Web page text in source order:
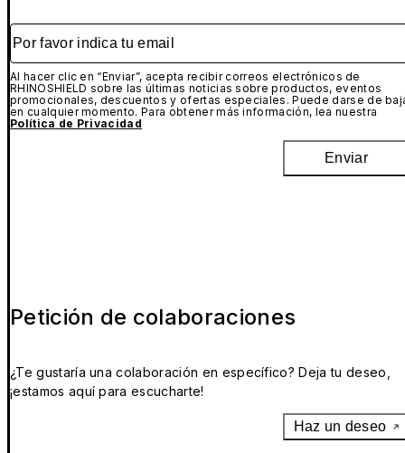
Por favor indica tu email
Al hacer clic en “Enviar”, acepta recibir correos electrónicos de
RHINOSHIELD sobre las últimas noticias sobre productos, eventos
promocionales, descuentos y ofertas especiales. Puede darse de
en cualquier momento. Para obtener más información, lea nuestra
Política de Privacidad
Enviar
Petición de colaboraciones
¿Te gustaría una colaboración en específico? Deja tu deseo,
¡estamos aquí para escucharte!
Haz un deseo